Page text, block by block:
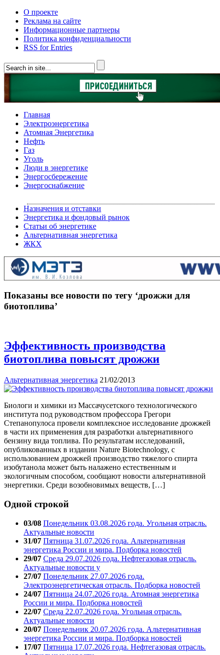
О проекте
Реклама на сайте
Информационные партнеры
Политика конфиденциальности
RSS for Entries
Главная
Электроэнергетика
Атомная Энергетика
Нефть
Газ
Уголь
Люди в энергетике
Энергосбережение
Энергоснабжение
Назначения и отставки
Энергетика и фондовый рынок
Статьи об энергетике
Альтернативная энергетика
ЖКХ
Показаны все новости по тегу ‘дрожжи для
биотоплива’
Эффективность производства
биотоплива повысят дрожжи
Альтернативная энергетика 21/02/2013
Биологи и химики из Массачусетского технологического
института под руководством профессора Грегори
Степанопулоса провели комплексное исследование дрожжей
в части их применения для разработки альтернативного
бензину вида топлива. По результатам исследований,
опубликованных в издании Nature Biotechnology, с
использованием дрожжей производство тяжелого спирта
изобутанола может быть налажено естественным и
экологичным способом, сообщают новости альтернативной
энергетики. Среди возобновимых веществ, […]
Одной строкой
03/08 Понедельник 03.08.2026 года. Угольная отрасль.
Актуальные новости
31/07 Пятница 31.07.2026 года. Альтернативная
энергетика России и мира. Подборка новостей
29/07 Среда 29.07.2026 года. Нефтегазовая отрасль.
Актуальные новости у
27/07 Понедельник 27.07.2026 года.
Электроэнергетическая отрасль. Подборка новостей
24/07 Пятница 24.07.2026 года. Атомная энергетика
России и мира. Подборка новостей
22/07 Среда 22.07.2026 года. Угольная отрасль.
Актуальные новости
20/07 Понедельник 20.07.2026 года. Альтернативная
энергетика России и мира. Подборка новостей
17/07 Пятница 17.07.2026 года. Нефтегазовая отрасль.